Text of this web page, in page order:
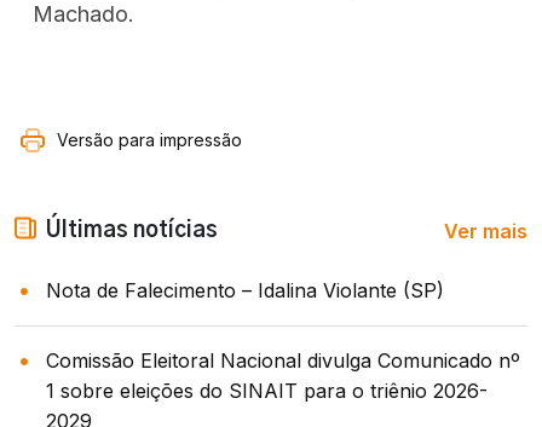
Machado.
Versão para impressão
Últimas notícias Ver mais
Nota de Falecimento – Idalina Violante (SP)
Comissão Eleitoral Nacional divulga Comunicado nº
1 sobre eleições do SINAIT para o triênio 2026-
2029